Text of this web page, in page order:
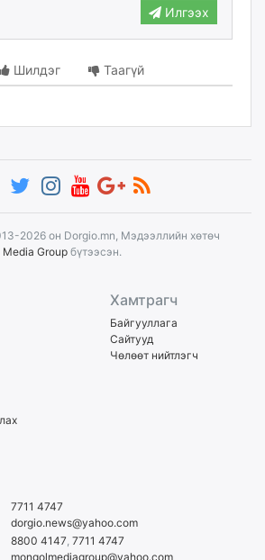
Илгээх
Шилдэг Таагүй
2026 он Dorgio.mn, Мэдээллийн хөтөч
Media Group бүтээсэн.
Хамтрагч
Байгууллага
Сайтууд
Чөлөөт нийтлэгч
7711 4747
dorgio.news@yahoo.com
8800 4147 7711 4747
mongolmediagroup@yahoo.com